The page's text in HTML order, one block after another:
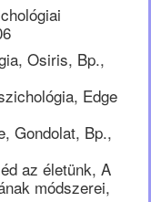
Osiris, Bp.,
Edge
Gondolat, Bp.,
az életünk, A
módszerei,